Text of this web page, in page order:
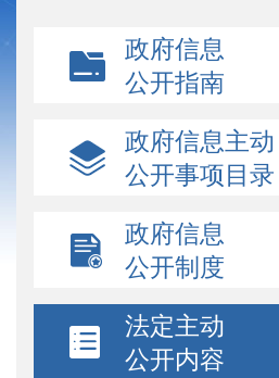
政府信息
公开指南
政府信息主动
公开事项目录
政府信息
公开制度
法定主动
公开内容